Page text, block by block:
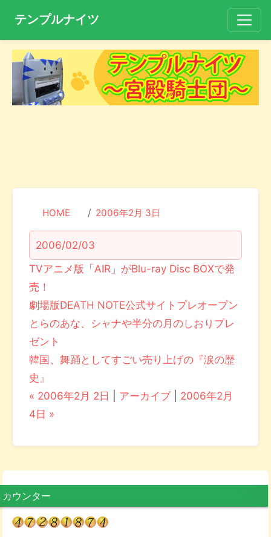
テンプルナイツ
HOME 2006年2月 3日
2006/02/03
TVアニメ版「AIR」がBlu-ray Disc BOXで発
売！
劇場版DEATH NOTE公式サイトプレオープン
とらのあな、シャナや半分の月のしおりプレ
ゼント
韓国、舞踊としてすごい売り上げの『涙の歴
史』
« 2006年2月 2日
アーカイブ
2006年2月
4日 »
カウンター